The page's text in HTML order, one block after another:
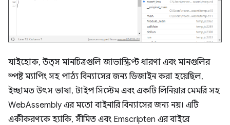
যাইহোক, উত্স মানচিত্রগুলি জাভাস্ক্রিপ্ট ধারণা এবং মানগুলির
স্পষ্ট ম্যাপিং সহ পাঠ্য বিন্যাসের জন্য ডিজাইন করা হয়েছিল,
ইচ্ছামত উৎস ভাষা, টাইপ সিস্টেম এবং একটি লিনিয়ার মেমরি সহ
WebAssembly এর মতো বাইনারি বিন্যাসের জন্য নয়। এটি
একীকরণকে হ্যাকি, সীমিত এবং Emscripten এর বাইরে